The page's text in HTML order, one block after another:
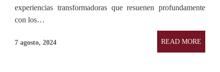
experiencias transformadoras que resuenen profundamente
con los…
7 agosto, 2024 READ MORE